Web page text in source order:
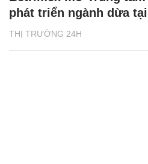
THỊ TRƯỜNG 24H
phát triển ngành dừa tại